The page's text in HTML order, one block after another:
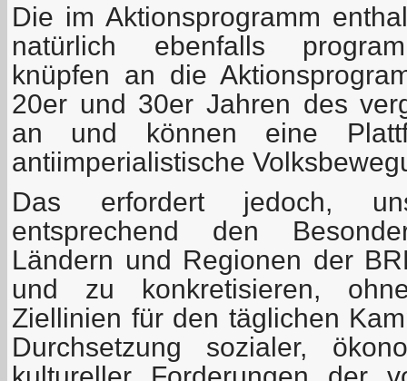
Die im Aktionsprogramm
natürlich ebenfalls
knüpfen an die
20er und 30er Jahren des
an und können eine
antiimperialistische
Das erfordert jedoch,
entsprechend den
Ländern und Regionen der
und zu konkretisieren,
Ziellinien für den täglichen
Durchsetzung sozialer,